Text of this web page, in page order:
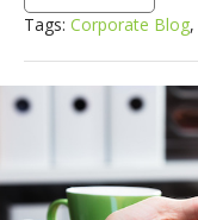
Tags: Corporate Blog,